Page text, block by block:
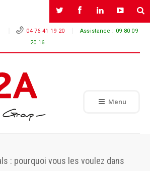
04 76 41 19 20 Assistance : 09 80 09
20 16
Menu
: pourquoi vous les voulez dans